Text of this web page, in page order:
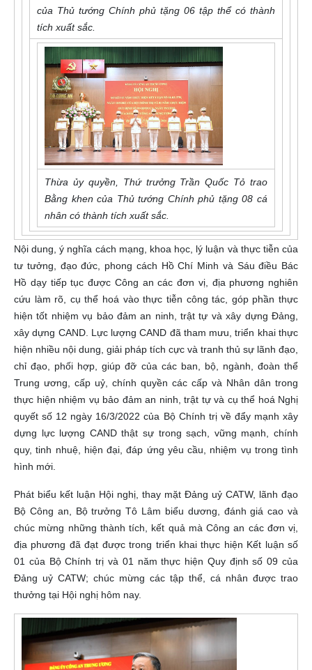
của Thủ tướng Chính phủ tặng 06 tập thể có thành
tích xuất sắc.
Thừa ủy quyền, Thứ trưởng Trần Quốc Tỏ trao
Bằng khen của Thủ tướng Chính phủ tặng 08 cá
nhân có thành tích xuất sắc.
Nội dung, ý nghĩa cách mạng, khoa học, lý luận và thực tiễn của
tư tưởng, đạo đức, phong cách Hồ Chí Minh và Sáu điều Bác
Hồ dạy tiếp tục được Công an các đơn vị, địa phương nghiên
cứu làm rõ, cụ thể hoá vào thực tiễn công tác, góp phần thực
hiện tốt nhiệm vụ bảo đảm an ninh, trật tự và xây dựng Đảng,
xây dựng CAND. Lực lượng CAND đã tham mưu, triển khai thực
hiện nhiều nội dung, giải pháp tích cực và tranh thủ sự lãnh đạo,
chỉ đạo, phối hợp, giúp đỡ của các ban, bộ, ngành, đoàn thể
Trung ương, cấp uỷ, chính quyền các cấp và Nhân dân trong
thực hiện nhiệm vụ bảo đảm an ninh, trật tự và cụ thể hoá Nghị
quyết số 12 ngày 16/3/2022 của Bộ Chính trị về đẩy mạnh xây
dựng lực lượng CAND thật sự trong sạch, vững mạnh, chính
quy, tinh nhuệ, hiện đại, đáp ứng yêu cầu, nhiệm vụ trong tình
hình mới.
Phát biểu kết luận Hội nghị, thay mặt Đảng uỷ CATW, lãnh đạo
Bộ Công an, Bộ trưởng Tô Lâm biểu dương, đánh giá cao và
chúc mừng những thành tích, kết quả mà Công an các đơn vị,
địa phương đã đạt được trong triển khai thực hiện Kết luận số
01 của Bộ Chính trị và 01 năm thực hiện Quy định số 09 của
Đảng uỷ CATW; chúc mừng các tập thể, cá nhân được trao
thưởng tại Hội nghị hôm nay.